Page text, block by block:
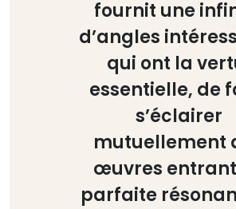
fournit une
d’angles
qui ont la
essentielle, de
s’éclairer
mutuellement
œuvres
parfaite